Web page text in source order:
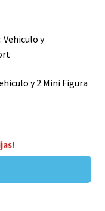
y 2 Mini Figura